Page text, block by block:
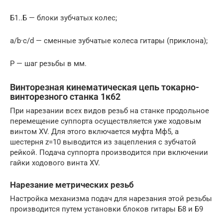
Б1..Б — блоки зубчатых колес;
a/b·c/d — сменные зубчатые колеса гитары (приклона);
Р — шаг резьбы в мм.
Винторезная кинематическая цепь токарно-
винторезного станка 1к62
При нарезании всех видов резьб на станке продольное
перемещение суппорта осуществляется уже ходовым
винтом XV. Для этого включается муфта Мф5, а
шестерня z=10 выводится из зацепления с зубчатой
рейкой. Подача суппорта производится при включении
гайки ходового винта XV.
Нарезание метрических резьб
Настройка механизма подач для нарезания этой резьбы
производится путем установки блоков гитары Б8 и Б9